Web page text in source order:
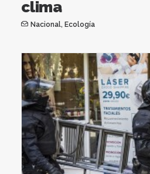
clima
Nacional, Ecología